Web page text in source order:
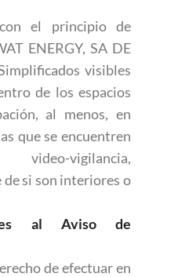
el principio de
ENERGY, SA DE
visibles
de los espacios
al menos, en
que se encuentren
vigilancia,
si son interiores o
al Aviso de
de efectuar en